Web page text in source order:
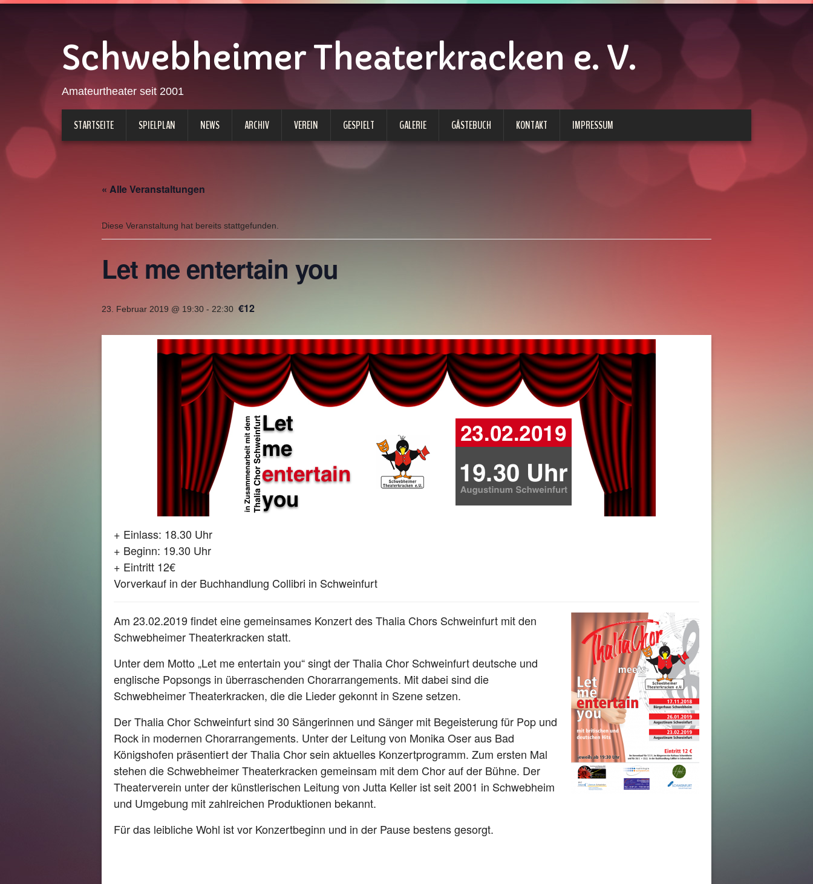
Schwebheimer Theaterkracken e. V.
Amateurtheater seit 2001
STARTSEITE SPIELPLAN NEWS ARCHIV VEREIN GESPIELT GALERIE GÄSTEBUCH KONTAKT IMPRESSUM
« Alle Veranstaltungen
Diese Veranstaltung hat bereits stattgefunden.
Let me entertain you
23. Februar 2019 @ 19:30 - 22:30 €12
+ Einlass: 18.30 Uhr
+ Beginn: 19.30 Uhr
+ Eintritt 12€
Vorverkauf in der Buchhandlung Collibri in Schweinfurt
Am 23.02.2019 findet eine gemeinsames Konzert des Thalia Chors Schweinfurt mit den
Schwebheimer Theaterkracken statt.
Unter dem Motto „Let me entertain you“ singt der Thalia Chor Schweinfurt deutsche und
englische Popsongs in überraschenden Chorarrangements. Mit dabei sind die
Schwebheimer Theaterkracken, die die Lieder gekonnt in Szene setzen.
Der Thalia Chor Schweinfurt sind 30 Sängerinnen und Sänger mit Begeisterung für Pop und
Rock in modernen Chorarrangements. Unter der Leitung von Monika Oser aus Bad
Königshofen präsentiert der Thalia Chor sein aktuelles Konzertprogramm. Zum ersten Mal
stehen die Schwebheimer Theaterkracken gemeinsam mit dem Chor auf der Bühne. Der
Theaterverein unter der künstlerischen Leitung von Jutta Keller ist seit 2001 in Schwebheim
und Umgebung mit zahlreichen Produktionen bekannt.
Für das leibliche Wohl ist vor Konzertbeginn und in der Pause bestens gesorgt.